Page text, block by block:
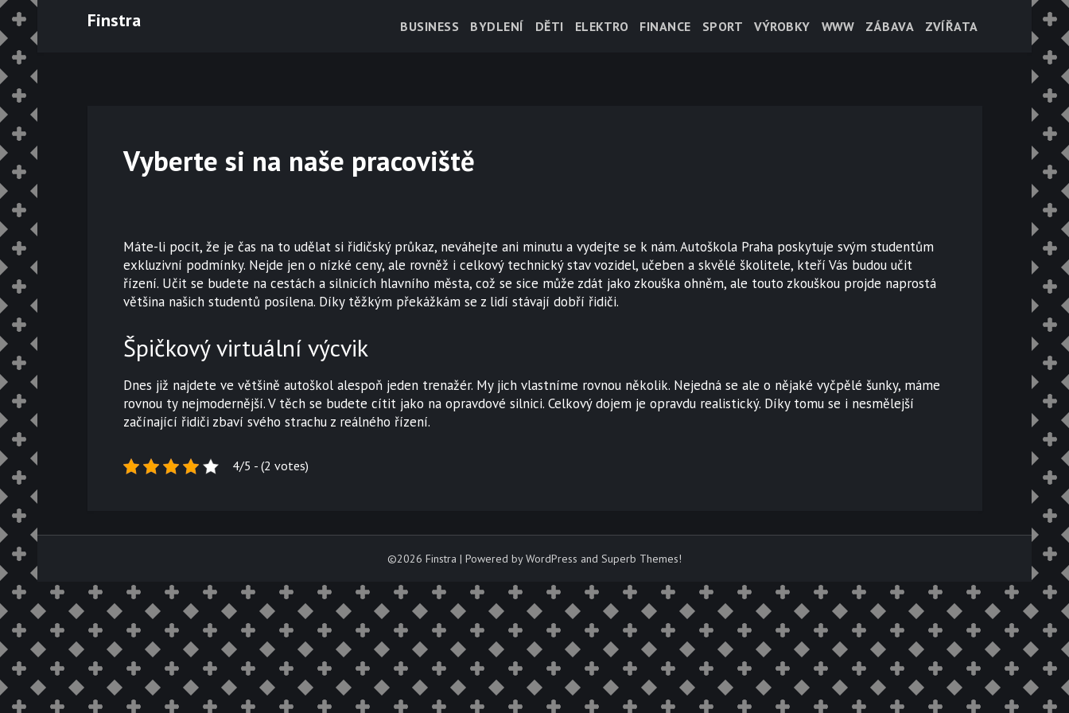
Skip
to
content
Finstra BUSINESS BYDLENÍ DĚTI ELEKTRO FINANCE SPORT VÝROBKY WWW ZÁBAVA ZVÍŘATA
Vyberte si na naše pracoviště
Máte-li pocit, že je čas na to udělat si řidičský průkaz, neváhejte ani minutu a vydejte se k nám.Autoškola Prahaposkytuje svým studentům
exkluzivní podmínky. Nejde jen o nízké ceny, ale rovněž i celkový technický stav vozidel, učeben a skvělé školitele, kteří Vás budou učit
řízení. Učit se budete na cestách a silnicích hlavního města, což se sice může zdát jako zkouška ohněm, ale touto zkouškou projde naprostá
většina našich studentů posílena. Díky těžkým překážkám se z lidí stávají dobří řidiči.
Špičkový virtuální výcvik
Dnes již najdete ve většině autoškol alespoň jeden trenažér. My jich vlastníme rovnou několik. Nejedná se ale o nějaké vyčpělé šunky, máme
rovnou ty nejmodernější. V těch se budete cítit jako na opravdové silnici. Celkový dojem je opravdu realistický. Díky tomu se i nesmělejší
začínající řidiči zbaví svého strachu z reálného řízení.
4/5 - (2 votes)
©2026 Finstra | Powered by WordPress and Superb Themes!